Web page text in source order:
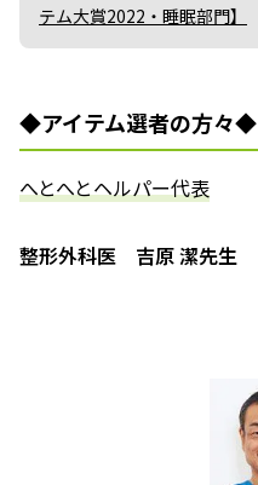
テム大賞2022・睡眠部門】
◆アイテム選者の方々◆
――へとへとヘルパー代表――
整形外科医 吉原 潔先生